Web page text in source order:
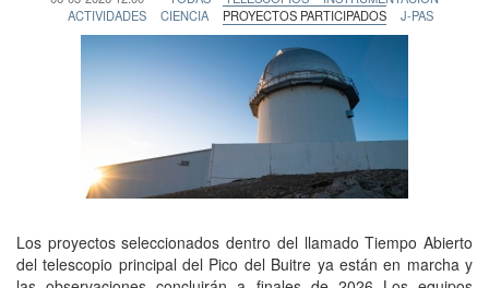
ACTIVIDADES
CIENCIA PROYECTOS PARTICIPADOS J-PAS
Los proyectos seleccionados dentro del llamado Tiempo Abierto
del telescopio principal del Pico del Buitre ya están en marcha y